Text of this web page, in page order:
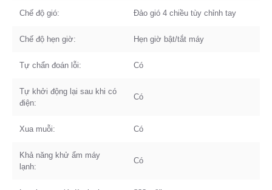
Chế độ gió: Đảo gió 4 chiều tùy chỉnh tay
Chế độ hẹn giờ: Hẹn giờ bật/tắt máy
Tự chẩn đoán lỗi: Có
Tự khởi động lại sau khi có
điện:
Có
Xua muỗi: Có
Khả năng khử ẩm máy
lạnh:
Có